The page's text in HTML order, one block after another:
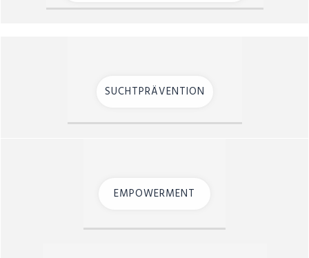
SUCHTPRÄVENTION
EMPOWERMENT